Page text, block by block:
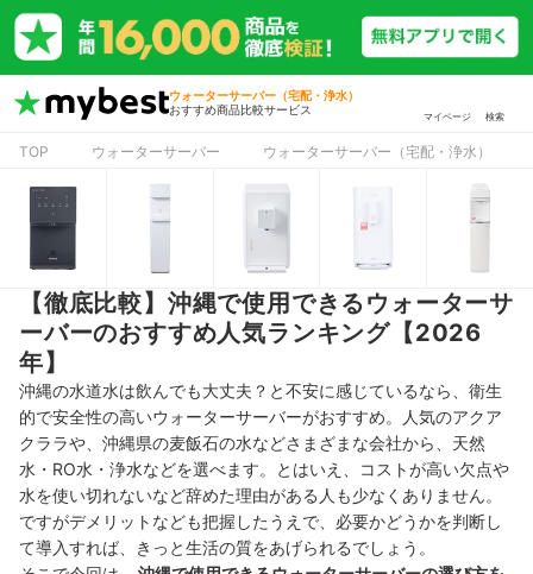
ウォーターサーバー（宅配・浄水）
おすすめ商品比較サービス
マイページ 検索
TOP ウォーターサーバー ウォーターサーバー（宅配・浄水）
【徹底比較】沖縄で使用できるウォーターサ
ーバーのおすすめ人気ランキング【2026
年】
沖縄の水道水は飲んでも大丈夫？と不安に感じているなら、衛生
的で安全性の高いウォーターサーバーがおすすめ。人気のアクア
クララや、沖縄県の麦飯石の水などさまざまな会社から、天然
水・RO水・浄水などを選べます。とはいえ、コストが高い欠点や
水を使い切れないなど辞めた理由がある人も少なくありません。
ですがデメリットなども把握したうえで、必要かどうかを判断し
て導入すれば、きっと生活の質をあげられるでしょう。